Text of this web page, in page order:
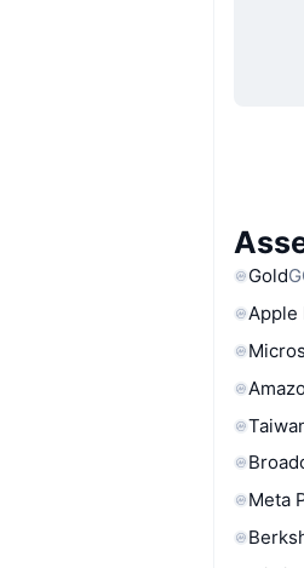
Gold
Apple
Meta